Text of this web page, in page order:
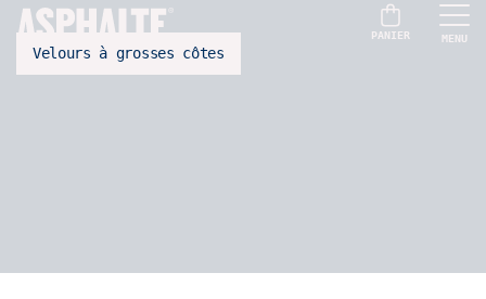
PANIER MENU
100% coton bio
Velours à grosses côtes